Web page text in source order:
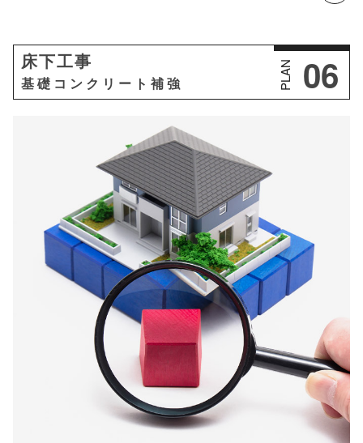
床下工事
基礎コンクリート補強 PLAN 06